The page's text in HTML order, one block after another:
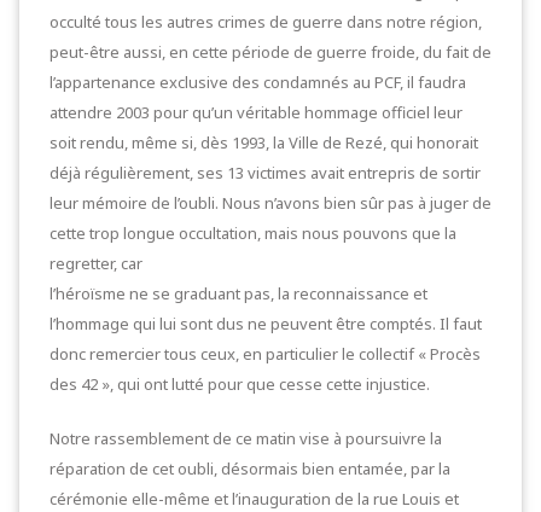
occulté tous les autres crimes de guerre dans notre région,
peut-être aussi, en cette période de guerre froide, du fait de
l’appartenance exclusive des condamnés au PCF, il faudra
attendre 2003 pour qu’un véritable hommage officiel leur
soit rendu, même si, dès 1993, la Ville de Rezé, qui honorait
déjà régulièrement, ses 13 victimes avait entrepris de sortir
leur mémoire de l’oubli. Nous n’avons bien sûr pas à juger de
cette trop longue occultation, mais nous pouvons que la
regretter, car
l’héroïsme ne se graduant pas, la reconnaissance et
l’hommage qui lui sont dus ne peuvent être comptés. Il faut
donc remercier tous ceux, en particulier le collectif « Procès
des 42 », qui ont lutté pour que cesse cette injustice.
Notre rassemblement de ce matin vise à poursuivre la
réparation de cet oubli, désormais bien entamée, par la
cérémonie elle-même et l’inauguration de la rue Louis et